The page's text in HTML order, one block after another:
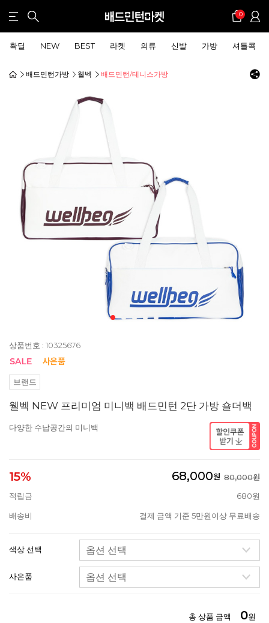
0
확딜 NEW BEST 라켓 의류 신발 가방 셔틀콕
배드민턴가방 웰벡 배드민턴/테니스가방
상품번호 : 10325676
브랜드
웰벡 NEW 프리미엄 미니백 배드민턴 2단 가방 숄더백
다양한 수납공간의 미니백
15% 68,000원 80,000원
적립금
680원
배송비 결제 금액 기준 5만원이상 무료배송
색상 선택
사은품
총 상품 금액 0원